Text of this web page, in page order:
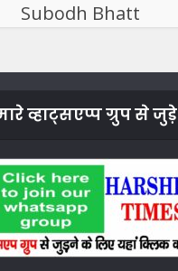
Subodh Bhatt
व्हाट्सएप्प ग्रुप से जुड़े